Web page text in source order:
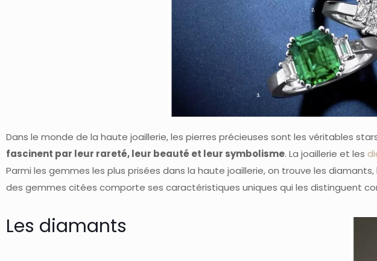
Dans le monde de la haute joaillerie, les pierres précieuses sont les véritables
fascinent par leur rareté, leur beauté et leur symbolisme. La joaillerie et les
Parmi les gemmes les plus prisées dans la haute joaillerie, on trouve les
des gemmes citées comporte ses caractéristiques uniques qui les distinguent
Les diamants